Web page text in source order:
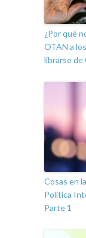
¿Por qué
OTAN a
librarse de
Cosas en
Política
Parte 1